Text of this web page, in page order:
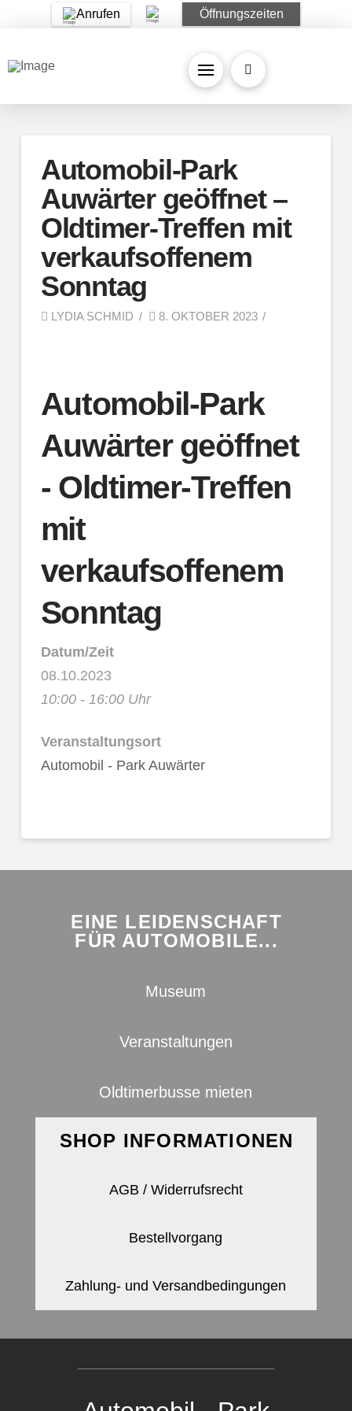
Anrufen Öffnungszeiten
Automobil-Park
Auwärter geöffnet –
Oldtimer-Treffen mit
verkaufsoffenem
Sonntag
LYDIA SCHMID 8. OKTOBER 2023
Automobil-Park
Auwärter geöffnet
- Oldtimer-Treffen
mit
verkaufsoffenem
Sonntag
Datum/Zeit
08.10.2023
10:00 - 16:00 Uhr
Veranstaltungsort
Automobil - Park Auwärter
EINE LEIDENSCHAFT
FÜR AUTOMOBILE...
Museum
Veranstaltungen
Oldtimerbusse mieten
SHOP INFORMATIONEN
AGB / Widerrufsrecht
Bestellvorgang
Zahlung- und Versandbedingungen